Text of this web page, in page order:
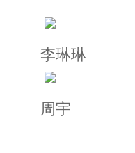
李琳琳
周宇